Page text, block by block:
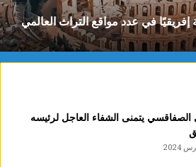
إفريقيًا في عدد مواقع التراث العالمي
الصفاقسي يتمنى الشفاء العاجل لرئيسه